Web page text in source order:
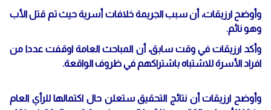
وأوضح ارزيقات، أن سبب الجريمة خلافات أسرية حيث تم قتل الأب
وهو نائم.
وأكد ارزيقات في وقت سابق، أن المباحث العامة اوقفت عددا من
افراد الأسرة للاشتباه باشتراكهم في ظروف الواقعة.
وأوضح ارزيقات أن نتائج التحقيق ستعلن حال اكتمالها للرأي العام